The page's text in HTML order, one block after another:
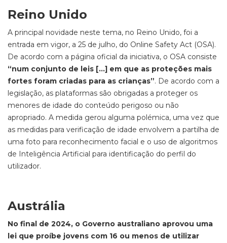
Reino Unido
A principal novidade neste tema, no Reino Unido, foi a
entrada em vigor, a 25 de julho, do Online Safety Act (OSA).
De acordo com a página oficial da iniciativa, o OSA consiste
“num conjunto de leis […] em que as proteções mais
fortes foram criadas para as crianças”. De acordo com a
legislação, as plataformas são obrigadas a proteger os
menores de idade do conteúdo perigoso ou não
apropriado. A medida gerou alguma polémica, uma vez que
as medidas para verificação de idade envolvem a partilha de
uma foto para reconhecimento facial e o uso de algoritmos
de Inteligência Artificial para identificação do perfil do
utilizador.
Austrália
No final de 2024, o Governo australiano aprovou uma
lei que proíbe jovens com 16 ou menos de utilizar